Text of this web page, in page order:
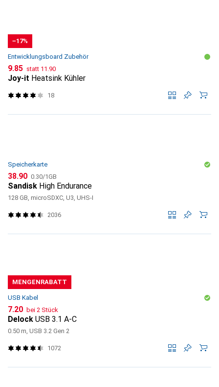
−17%
Entwicklungsboard Zubehör
CHF
9.85 statt CHF
11.90
Joy-it Heatsink Kühler
18
Speicherkarte
CHF
38.90 CHF
0.30/1GB
Sandisk High Endurance
128 GB, microSDXC, U3, UHS-I
2036
MENGENRABATT
USB Kabel
CHF
7.20 bei 2 Stück
Delock USB 3.1 A-C
0.50 m, USB 3.2 Gen 2
1072